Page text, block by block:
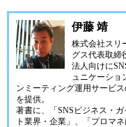
伊藤 靖
株式会社スリ
グス代表取締
法人向けに
ュニケーショ
ンミーティング運用サービ
を提供。
著書に、「SNSビジネス・
ト業界・企業」、「プロマ